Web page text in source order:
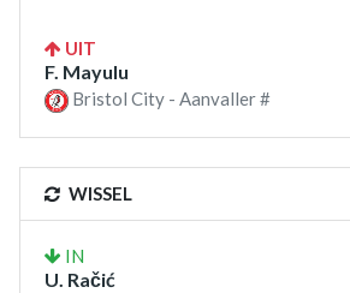
UIT
F. Mayulu
Bristol City - Aanvaller #
WISSEL
IN
U. Račić